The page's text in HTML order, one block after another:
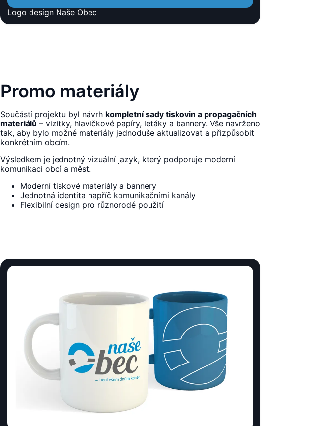
Logo design Naše Obec
Promo materiály
Součástí projektu byl návrh kompletní sady tiskovin a propagačních
materiálů – vizitky, hlavičkové papíry, letáky a bannery. Vše navrženo
tak, aby bylo možné materiály jednoduše aktualizovat a přizpůsobit
konkrétním obcím.
Výsledkem je jednotný vizuální jazyk, který podporuje moderní
komunikaci obcí a měst.
Moderní tiskové materiály a bannery
Jednotná identita napříč komunikačními kanály
Flexibilní design pro různorodé použití